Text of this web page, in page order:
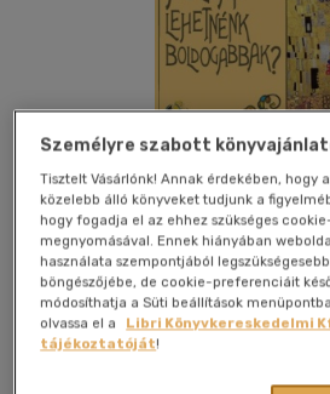
Kívánságlistához adom
(3 vélemény)
Kulcslyuk Kiadó Kft.|2010|magyar
ragasztókötött|
Személyre szabott
Tisztelt Vásárlónk! Annak érdekében, hogy
közelebb álló könyveket tudjunk a
hogy fogadja el az ehhez szükséges
megnyomásával. Ennek hiányában
használata szempontjából
böngészőjébe, de cookie-preferenciáit
módosíthatja a Süti beállítások
olvassa el a
Libri Könyvkereskedelmi
tájékoztatóját!